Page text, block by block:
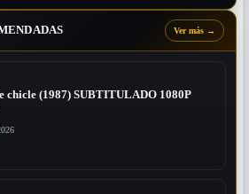
Ver más →
chicle (1987) SUBTITULADO 1080P